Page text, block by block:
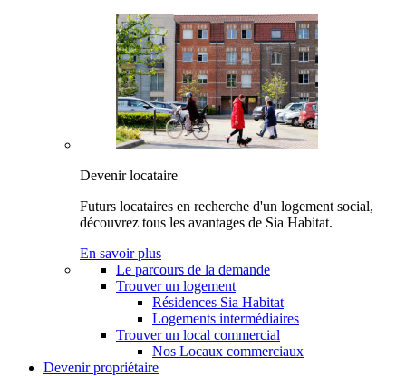
Devenir locataire
Futurs locataires en recherche d'un logement social,
découvrez tous les avantages de Sia Habitat.
En savoir plus
Le parcours de la demande
Trouver un logement
Résidences Sia Habitat
Logements intermédiaires
Trouver un local commercial
Nos Locaux commerciaux
Devenir propriétaire